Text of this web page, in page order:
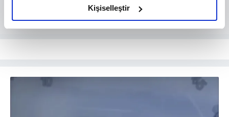
olduğunu ve sizlere en iyi içerikleri sunabilmek adına
elimizden gelen çabayı gösterdiğimizi ve bu noktada,
reklamların maliyetlerimizi karşılamak noktasında tek gelir
takdirde, kullanıcılara hedefli reklamlar
Kişiselleştir